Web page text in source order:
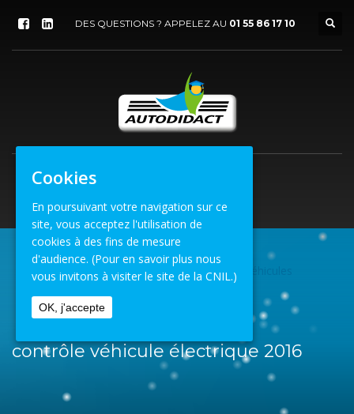
DES QUESTIONS ? APPELEZ AU 01 55 86 17 10
ACCUEIL Autre » Le contrôle technique des véhicules
CONTRÔLE VÉHICULE ÉLECTRIQUE 2016
contrôle véhicule électrique 2016
Cookies
En poursuivant votre navigation sur ce
site, vous acceptez l'utilisation de
cookies à des fins de mesure
d'audience. (Pour en savoir plus nous
vous invitons à visiter le site de la CNIL.)
OK, j'accepte